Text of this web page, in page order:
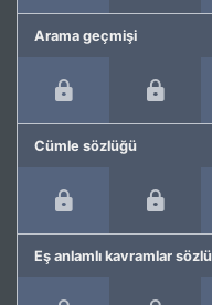
Arama geçmişi
Cümle sözlüğü
Eş anlamlı kavramlar